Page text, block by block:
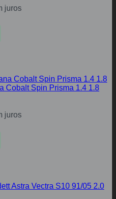
juros
Cobalt Spin Prisma 1.4 1.8
juros